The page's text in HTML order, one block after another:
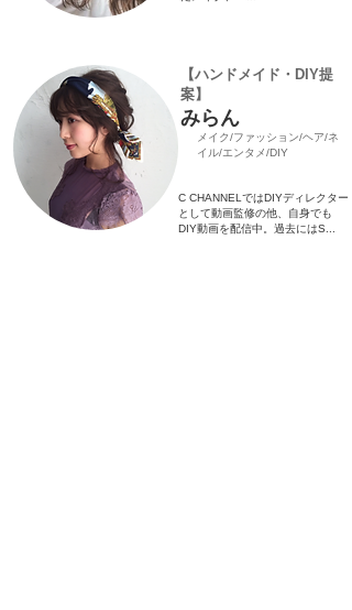
​【ハンドメイド・DIY提
案】
みらん
​メイク/ファッション/ヘア/ネ
イル/エンタメ/DIY
C CHANNELではDIYディレクター
として動画監修の他、自身でも
DIY動画を配信中。過去にはS...